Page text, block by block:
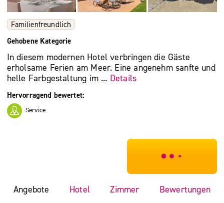
Familienfreundlich
Gehobene Kategorie
In diesem modernen Hotel verbringen die Gäste
erholsame Ferien am Meer. Eine angenehm sanfte und
helle Farbgestaltung im ... Details
Hervorragend bewertet:
Service
***************
Angebote Hotel Zimmer Bewertungen